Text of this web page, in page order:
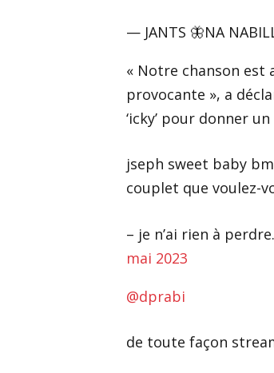
— JANTS 🦋NA
« Notre chanson est
provocante », a
‘icky’ pour donner
jseph sweet baby
couplet que voulez-
– je n’ai rien à
mai 2023
@dprabi
de toute façon